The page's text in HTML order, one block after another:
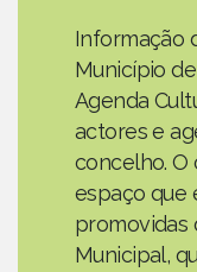
Informação
Município
Agenda
actores e
concelho. O
espaço que
promovidas
Municipal,